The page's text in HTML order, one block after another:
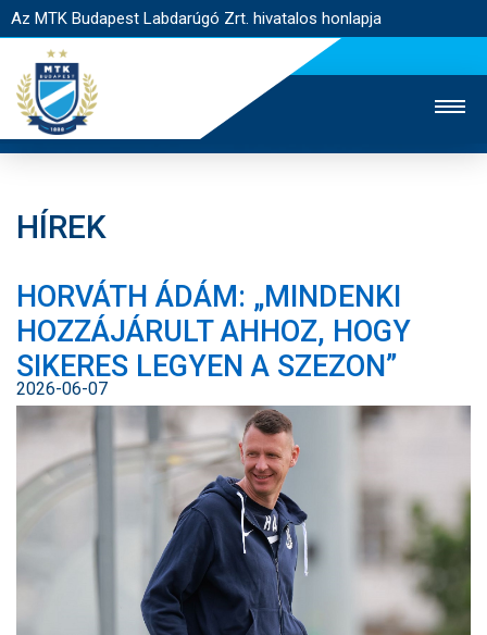
Az MTK Budapest Labdarúgó Zrt. hivatalos honlapja
JEGYÉRTÉKESÍTÉS
WEBSHOP
STADION
EGYESÜLET
KAPCSOLAT
NYITÓLAP
HÍREK
CSAPATOK
MÉRKŐZÉSEK
KLUB
GALÉRIA
HÍREK
HORVÁTH ÁDÁM: „MINDENKI
HOZZÁJÁRULT AHHOZ, HOGY
SIKERES LEGYEN A SZEZON”
2026-06-07